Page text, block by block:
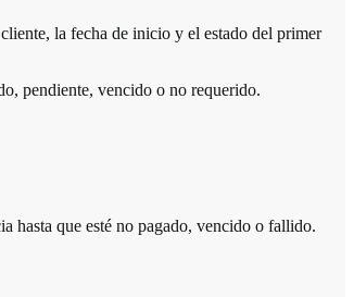
la fecha de inicio y el estado del primer
pendiente, vencido o no requerido.
hasta que esté no pagado, vencido o fallido.